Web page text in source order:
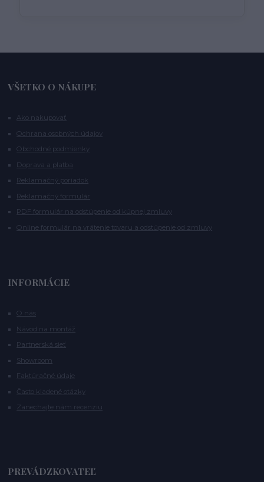
VŠETKO O NÁKUPE
Ako nakupovať
Ochrana osobných údajov
Obchodné podmienky
Doprava a platba
Reklamačný poriadok
Reklamačný formulár
PDF formulár na odstúpenie od kúpnej zmluvy
Online formulár na vrátenie tovaru a odstúpenie od zmluvy
INFORMÁCIE
O nás
Návod na montáž
Partnerská sieť
Showroom
Faktúračné údaje
Často kladené otázky
Zanechajte nám recenziu
PREVÁDZKOVATEĽ